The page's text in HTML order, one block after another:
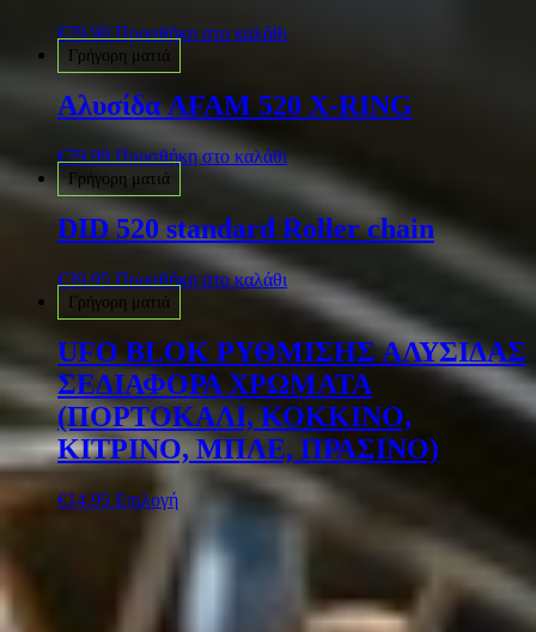
€79.90 Προσθήκη στο καλάθι
Γρήγορη ματιά
Αλυσίδα AFAM 520 X-RING
€79.99 Προσθήκη στο καλάθι
Γρήγορη ματιά
DID 520 standard Roller chain
€39.95 Προσθήκη στο καλάθι
Γρήγορη ματιά
UFO BLOK ΡΥΘΜΙΣΗΣ ΑΛΥΣΙΔΑΣ
ΣΕΔΙΑΦΟΡΑ ΧΡΩΜΑΤΑ
(ΠΟΡΤΟΚΑΛΙ, ΚΟΚΚΙΝΟ,
ΚΙΤΡΙΝΟ, ΜΠΛΕ, ΠΡΑΣΙΝΟ)
€14.95 Επιλογή